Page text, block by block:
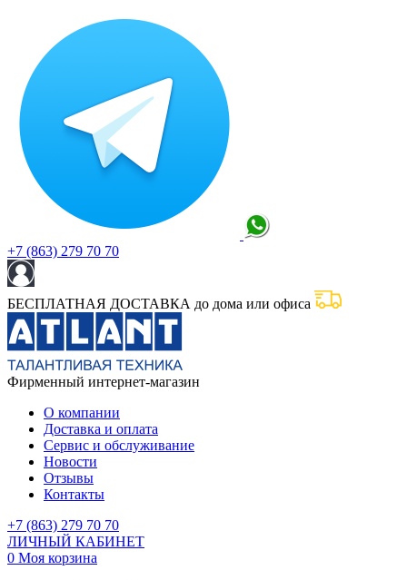
+7 (863) 279 70 70
БЕСПЛАТНАЯ ДОСТАВКА до дома или офиса
Фирменный интернет-магазин
О компании
Доставка и оплата
Сервис и обслуживание
Новости
Отзывы
Контакты
+7 (863) 279 70 70
ЛИЧНЫЙ КАБИНЕТ
0 Моя корзина